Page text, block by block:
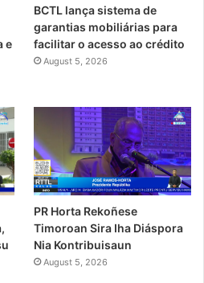
e
BCTL lança sistema de
garantias mobiliárias para
facilitar o acesso ao crédito
August 5, 2026
PR Horta Rekoñese
Timoroan Sira Iha Diáspora
Nia Kontribuisaun
August 5, 2026